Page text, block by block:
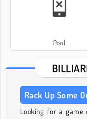
Pool
Rack Up Some
Looking for a game